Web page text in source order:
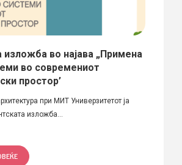
изложба во најава „Примена
во современиот
простор’
при МИТ Универзитетот ја
изложба...